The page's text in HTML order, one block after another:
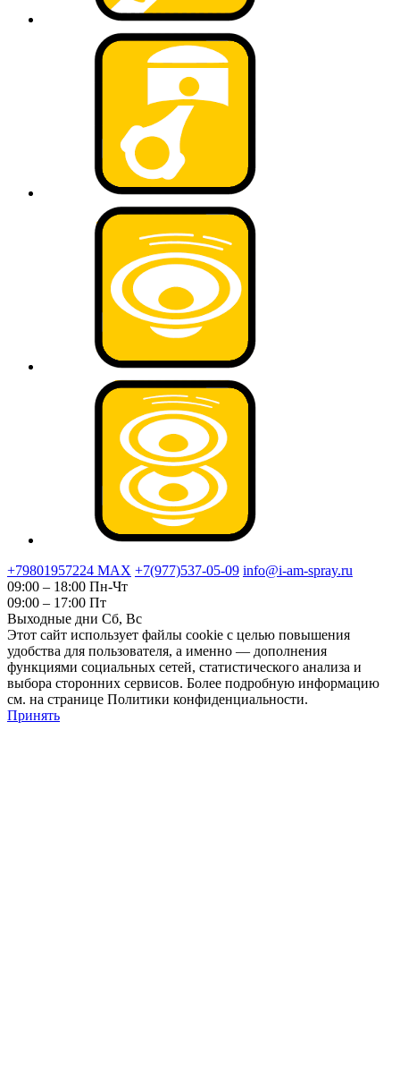
+79801957224 МАХ +7(977)537-05-09 info@i-am-spray.ru
09:00 – 18:00 Пн-Чт
09:00 – 17:00 Пт
Выходные дни Сб, Вс
Этот сайт использует файлы cookie с целью повышения
удобства для пользователя, а именно — дополнения
функциями социальных сетей, статистического анализа и
выбора сторонних сервисов. Более подробную информацию
см. на странице Политики конфиденциальности.
Принять